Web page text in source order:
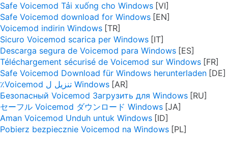
Safe Voicemod Tải xuống cho Windows
Safe Voicemod download for Windows
Voicemod indirin Windows
Sicuro Voicemod scarica per Windows
Descarga segura de Voicemod para Windows
Téléchargement sécurisé de Voicemod sur Windows
Safe Voicemod Download für Windows herunterladen
٪Voicemod تنزيل ل Windows
Безопасный Voicemod Загрузить для Windows
セーフル Voicemod ダウンロード Windows
Aman Voicemod Unduh untuk Windows
Pobierz bezpiecznie Voicemod na Windows